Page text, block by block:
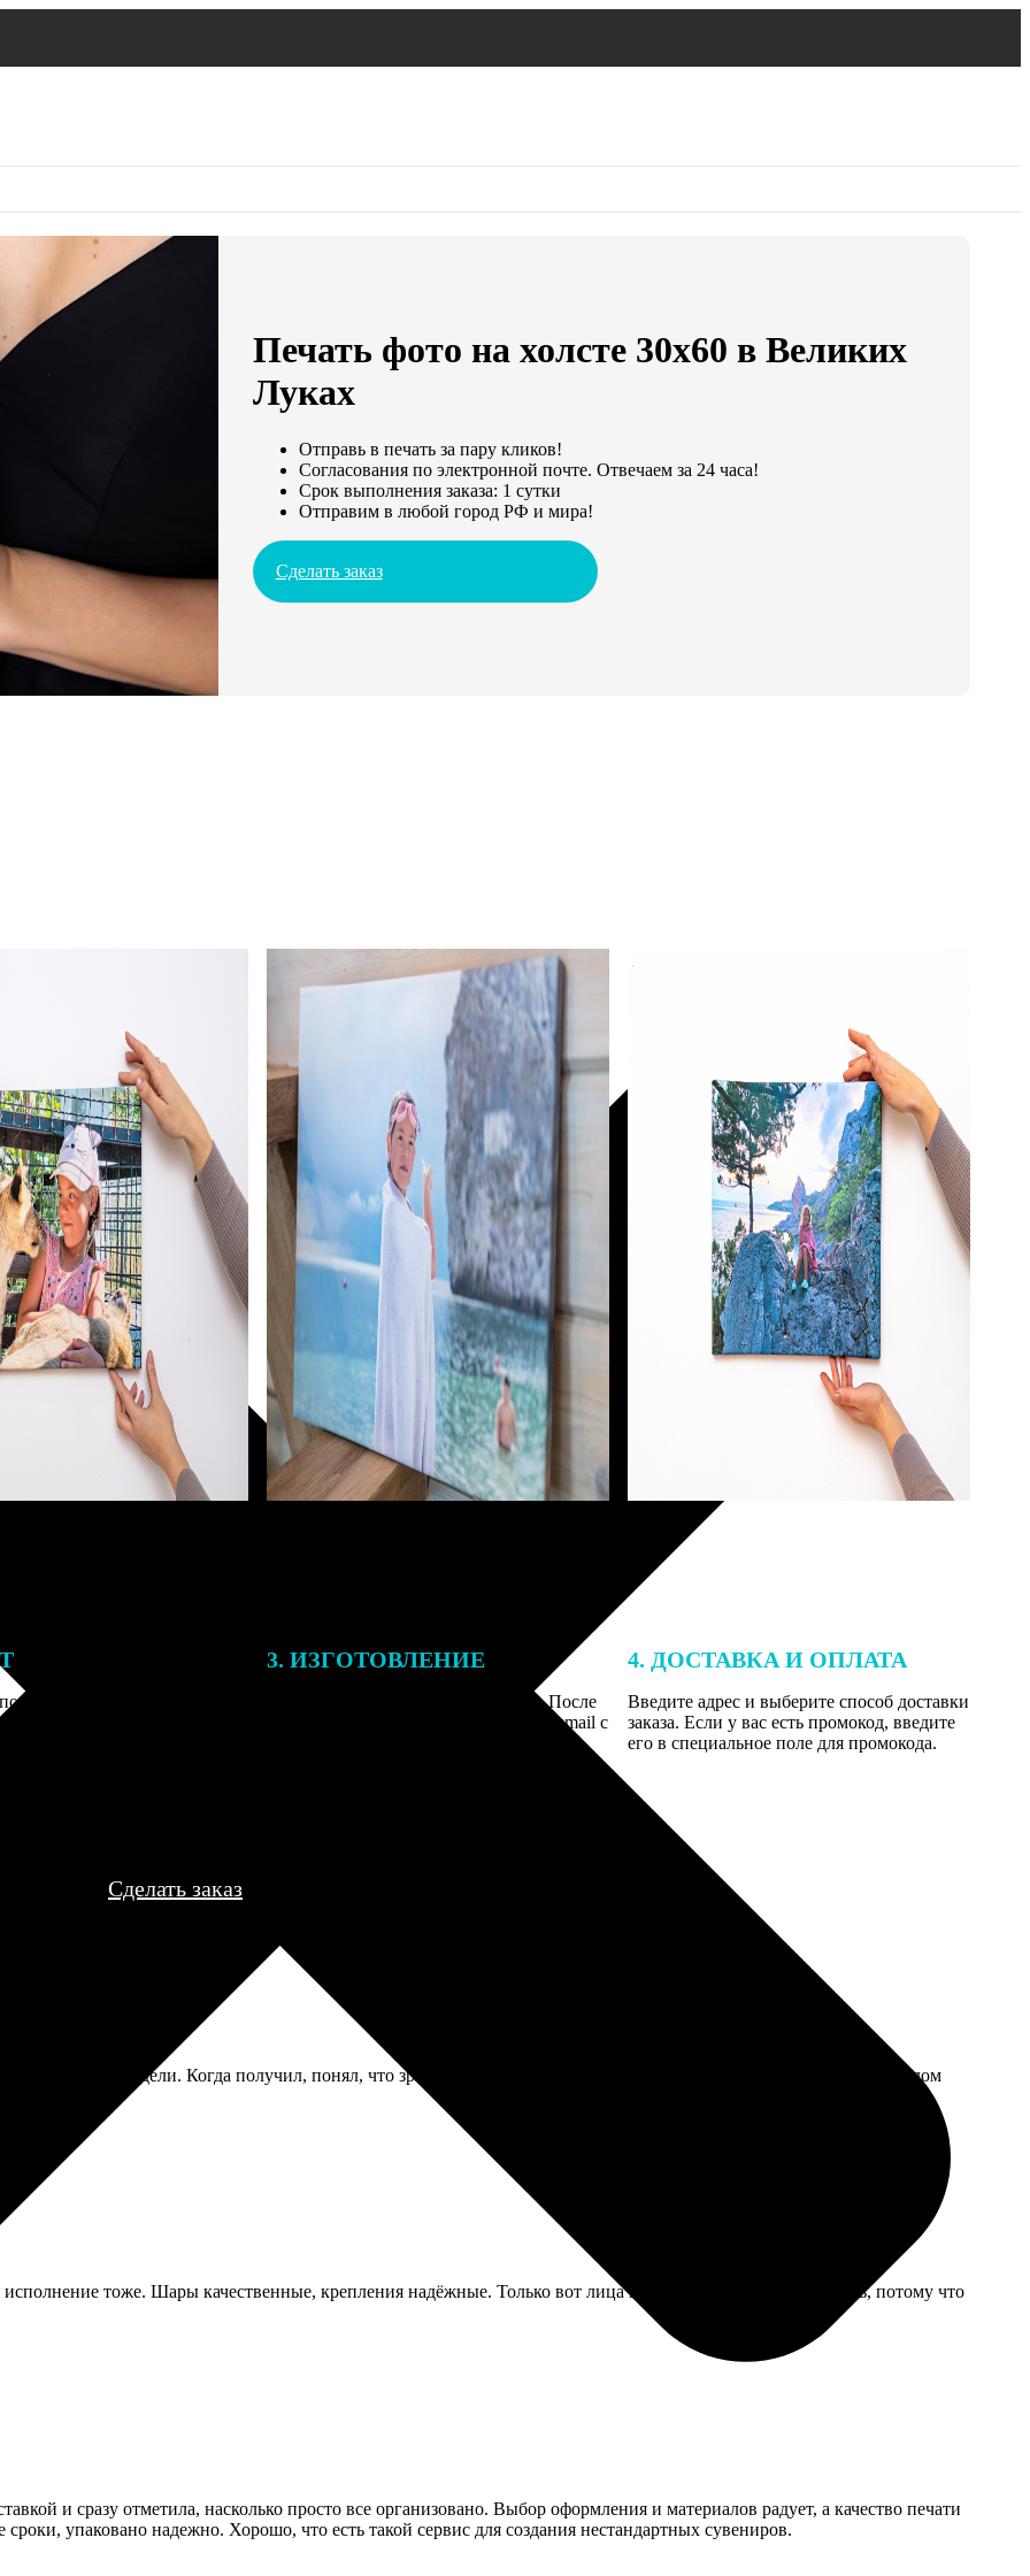
Печать фото на холсте 30х60 в Великих
Луках
Отправь в печать за пару кликов!
Согласования по электронной почте. Отвечаем за 24 часа!
Срок выполнения заказа: 1 сутки
Отправим в любой город РФ и мира!
Сделать заказ
заказа к печати
могут связаться с Вами
телефону или email для
деталей.
3. ИЗГОТОВЛЕНИЕ
Оплатите заказ банковской картой. После
оплаты получите подтверждение на email с
описанием заказа. Когда отправим заказ
4. ДОСТАВКА И ОПЛАТА
Введите адрес и выберите способ доставки
заказа. Если у вас есть промокод, введите
его в специальное поле для промокода.
Сделать заказ
почти три недели. Когда получил, понял, что зря сам верстал — некоторые развороты вышли смазано. Но в целом
тоже. Шары качественные, крепления надёжные. Только вот лица немного размыты получились, потому что
и сразу отметила, насколько просто все организовано. Выбор оформления и материалов радует, а качество печати
упаковано надежно. Хорошо, что есть такой сервис для создания нестандартных сувениров.